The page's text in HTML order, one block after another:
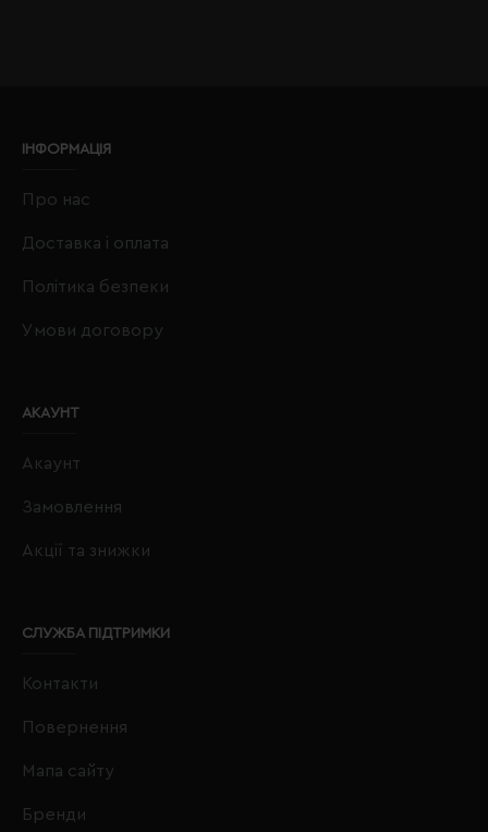
ІНФОРМАЦІЯ
Про нас
Доставка і оплата
Політика безпеки
Умови договору
АКАУНТ
Акаунт
Замовлення
Акції та знижки
СЛУЖБА ПІДТРИМКИ
Контакти
Повернення
Мапа сайту
Бренди